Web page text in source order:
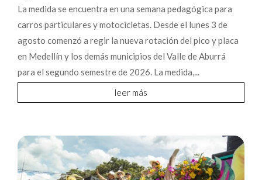
La medida se encuentra en una semana pedagógica para
carros particulares y motocicletas. Desde el lunes 3 de
agosto comenzó a regir la nueva rotación del pico y placa
en Medellín y los demás municipios del Valle de Aburrá
para el segundo semestre de 2026. La medida,...
leer más